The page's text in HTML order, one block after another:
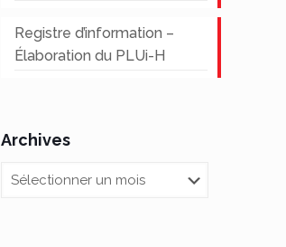
Registre d’information –
Élaboration du PLUi-H
Archives
Archives